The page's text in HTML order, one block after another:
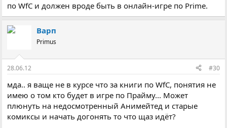
по WfC и должен вроде быть в онлайн-игре по Prime.
Варп
Primus
28.06.12 #30
мда.. я ваще не в курсе что за книги по WfC, понятия не
имею о том кто будет в игре по Прайму... Может
плюнуть на недосмотренный Анимейтед и старые
комиксы и начать догонять то что щаз идёт?